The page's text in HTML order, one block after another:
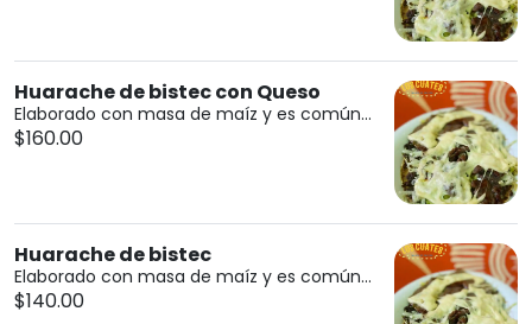
Huarache de bistec con Queso
Elaborado con masa de maíz y es común...
$160.00
Huarache de bistec
Elaborado con masa de maíz y es común...
$140.00